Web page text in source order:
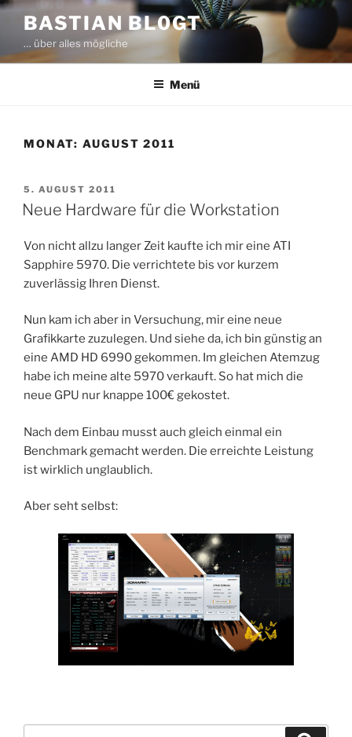
Zum
Inhalt
springen
BASTIAN BL0GT
… über alles mögliche
Menü
MONAT: AUGUST 2011
VERÖFFENTLICHT
AM
5. AUGUST 2011
Neue Hardware für die Workstation
Von nicht allzu langer Zeit kaufte ich mir eine ATI
Sapphire 5970. Die verrichtete bis vor kurzem
zuverlässig Ihren Dienst.
Nun kam ich aber in Versuchung, mir eine neue
Grafikkarte zuzulegen. Und siehe da, ich bin günstig an
eine AMD HD 6990 gekommen. Im gleichen Atemzug
habe ich meine alte 5970 verkauft. So hat mich die
neue GPU nur knappe 100€ gekostet.
Nach dem Einbau musst auch gleich einmal ein
Benchmark gemacht werden. Die erreichte Leistung
ist wirklich unglaublich.
Aber seht selbst: